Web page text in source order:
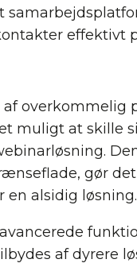
effektivt
overkommelig
muligt at skille
gør
en alsidig løsning.
af dyrere